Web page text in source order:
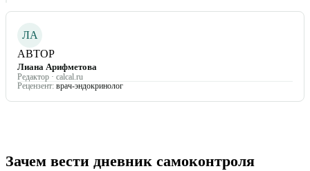
ЛА
АВТОР
Лиана Арифметова
Редактор · calcal.ru
Рецензент: врач-эндокринолог
Зачем вести дневник самоконтроля